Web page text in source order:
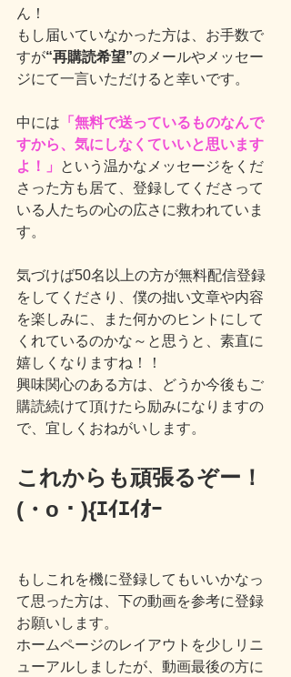
ん！
もし届いていなかった方は、お手数で
すが“再購読希望”のメールやメッセー
ジにて一言いただけると幸いです。
中には 「無料で送っているものなんで
すから、気にしなくていいと思います
よ！」
という温かなメッセージをくだ
さった方も居て、登録してくださって
いる人たちの心の広さに救われていま
す。
気づけば50名以上の方が無料配信登録
をしてくださり、僕の拙い文章や内容
を楽しみに、また何かのヒントにして
くれているのかな～と思うと、素直に
嬉しくなりますね！！
興味関心のある方は、どうか今後もご
購読続けて頂けたら励みになりますの
で、宜しくおねがいします。
これからも頑張るぞー！
(・o・){ｴｲｴｲｵｰ
もしこれを機に登録してもいいかなっ
て思った方は、下の動画を参考に登録
お願いします。
ホームページのレイアウトを少しリニ
ューアルしましたが、動画最後の方に